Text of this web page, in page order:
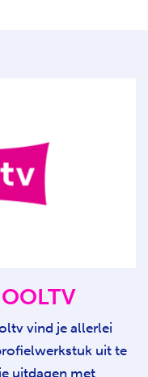
vind je allerlei
uit te
uitdagen met